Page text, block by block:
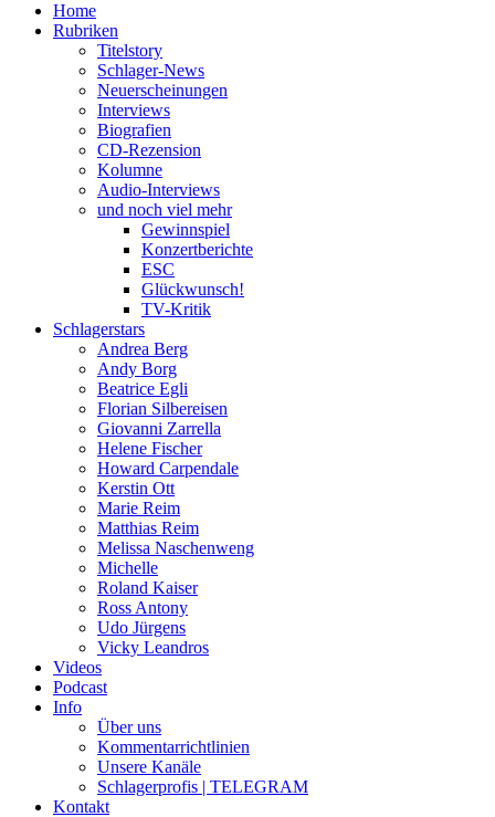
Home
Rubriken
Titelstory
Schlager-News
Neuerscheinungen
Interviews
Biografien
CD-Rezension
Kolumne
Audio-Interviews
und noch viel mehr
Gewinnspiel
Konzertberichte
ESC
Glückwunsch!
TV-Kritik
Schlagerstars
Andrea Berg
Andy Borg
Beatrice Egli
Florian Silbereisen
Giovanni Zarrella
Helene Fischer
Howard Carpendale
Kerstin Ott
Marie Reim
Matthias Reim
Melissa Naschenweng
Michelle
Roland Kaiser
Ross Antony
Udo Jürgens
Vicky Leandros
Videos
Podcast
Info
Über uns
Kommentarrichtlinien
Unsere Kanäle
Schlagerprofis | TELEGRAM
Kontakt